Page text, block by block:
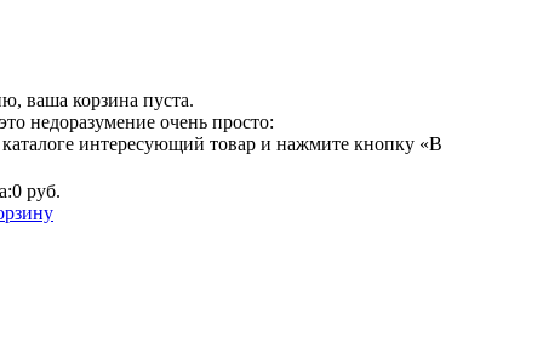
ваша корзина пуста.
недоразумение очень просто:
интересующий товар и нажмите кнопку «В
0 руб.